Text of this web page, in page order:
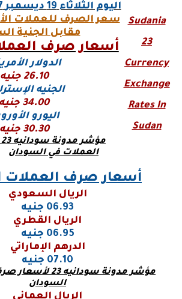
اليوم الثلاثاء19 ديسمبر2017م
Sudania
23
Currency
Exchange
Rates In
Sudan
سعر الصرف للعملات
مقابل الجنية
أسعار صرف
الدولار
26.10 جنيه
الجنيه
34.00 جنيه
اليورو
30.30 جنيه
العملات في السودان
أسعار صرف العملات
الريال السعودي
06.93 جنيه
الريال القطري
06.95 جنيه
الدرهم الإماراتي
07.10 جنيه
مؤشر مدونة سودانيه
السودان
الريال العماني